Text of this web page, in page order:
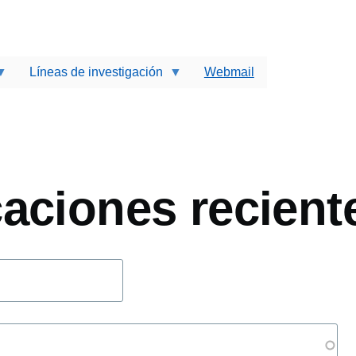
Líneas de investigación Webmail